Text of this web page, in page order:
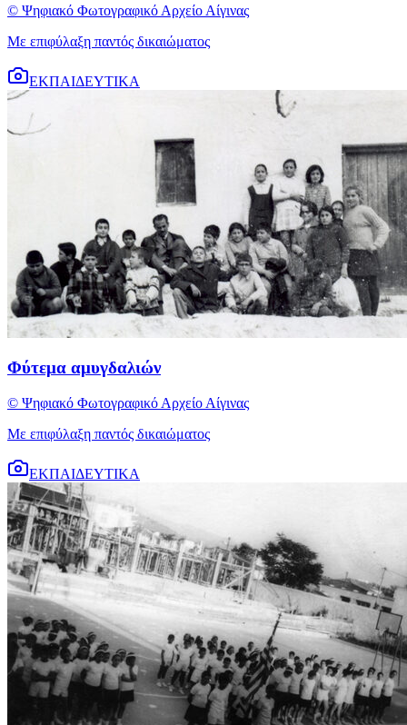
© Ψηφιακό Φωτογραφικό Αρχείο Αίγινας
Με επιφύλαξη παντός δικαιώματος
ΕΚΠΑΙΔΕΥΤΙΚΑ
Φύτεμα αμυγδαλιών
© Ψηφιακό Φωτογραφικό Αρχείο Αίγινας
Με επιφύλαξη παντός δικαιώματος
ΕΚΠΑΙΔΕΥΤΙΚΑ